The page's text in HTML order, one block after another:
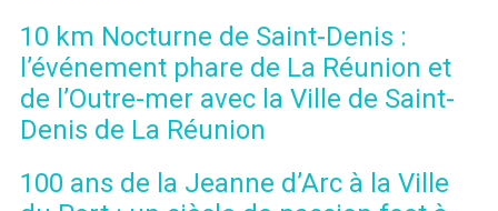
10 km Nocturne de Saint-Denis :
l’événement phare de La Réunion et
de l’Outre-mer avec la Ville de Saint-
Denis de La Réunion
100 ans de la Jeanne d’Arc à la Ville